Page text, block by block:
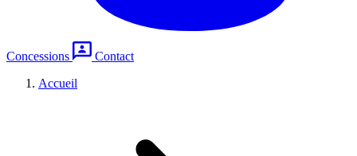
Concessions
Contact
Accueil